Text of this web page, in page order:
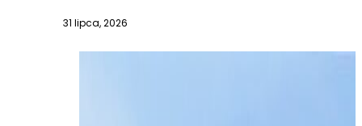
31 lipca, 2026